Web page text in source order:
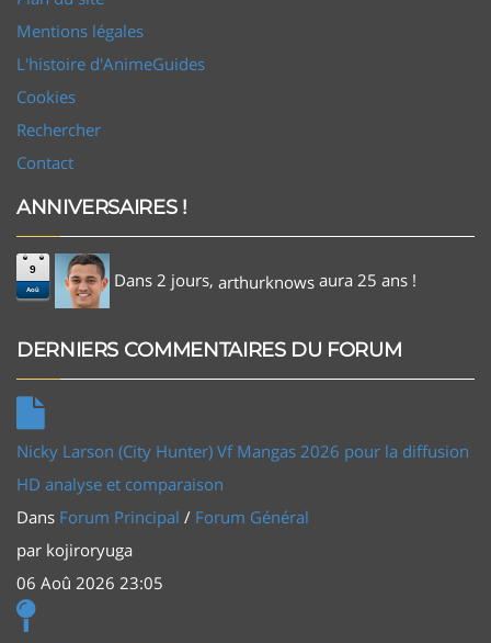
Mentions légales
L'histoire d'AnimeGuides
Cookies
Rechercher
Contact
ANNIVERSAIRES !
9
Aoû Dans 2 jours, arthurknows aura 25 ans !
DERNIERS COMMENTAIRES DU FORUM
Nicky Larson (City Hunter) Vf Mangas 2026 pour la diffusion
HD analyse et comparaison
Dans Forum Principal / Forum Général
par kojiroryuga
06 Aoû 2026 23:05